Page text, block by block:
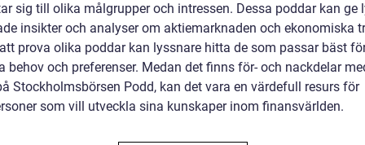
sig till olika målgrupper och intressen. Dessa poddar kan ge
insikter och analyser om aktiemarknaden och ekonomiska
prova olika poddar kan lyssnare hitta de som passar bäst
behov och preferenser. Medan det finns för- och nackdelar
Stockholmsbörsen Podd, kan det vara en värdefull resurs för
som vill utveckla sina kunskaper inom finansvärlden.